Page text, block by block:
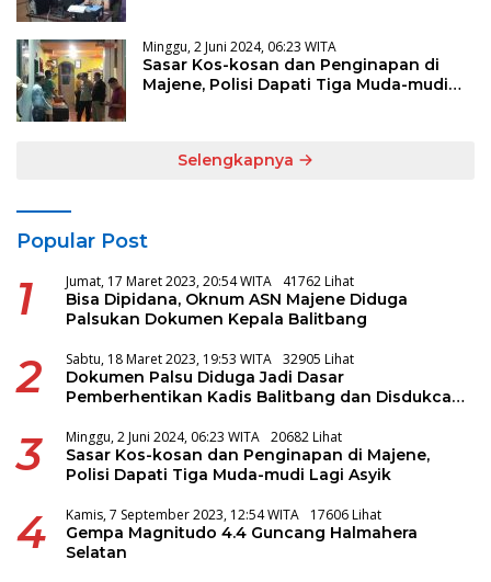
Minggu, 2 Juni 2024, 06:23 WITA
Sasar Kos-kosan dan Penginapan di
Majene, Polisi Dapati Tiga Muda-mudi
Selengkapnya
Popular Post
1 Jumat, 17 Maret 2023, 20:54 WITA 41762 Lihat
Bisa Dipidana, Oknum ASN Majene Diduga
Palsukan Dokumen Kepala Balitbang
2 Sabtu, 18 Maret 2023, 19:53 WITA 32905 Lihat
Dokumen Palsu Diduga Jadi Dasar
Pemberhentikan Kadis Balitbang dan Disdukcapil
3 Minggu, 2 Juni 2024, 06:23 WITA 20682 Lihat
Sasar Kos-kosan dan Penginapan di Majene,
Polisi Dapati Tiga Muda-mudi Lagi Asyik
4 Kamis, 7 September 2023, 12:54 WITA 17606 Lihat
Gempa Magnitudo 4.4 Guncang Halmahera
Selatan